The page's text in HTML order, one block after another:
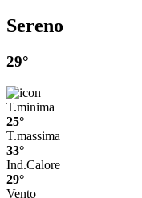
Sereno
29°
T.minima
25°
T.massima
33°
Ind.Calore
29°
Vento